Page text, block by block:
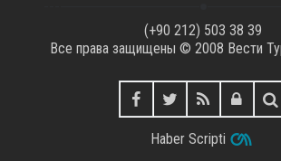
(+90 212) 503 38 39
Все права защищены © 2008 Вести
Haber Scripti